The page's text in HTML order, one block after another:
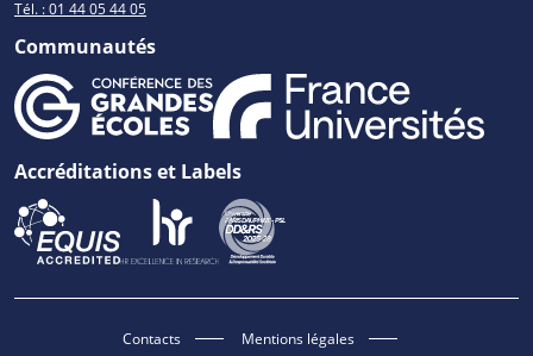
Tél. : 01 44 05 44 05
Communautés
Accréditations et Labels
Contacts
Mentions légales